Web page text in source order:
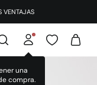
VENTAJAS
una
compra.